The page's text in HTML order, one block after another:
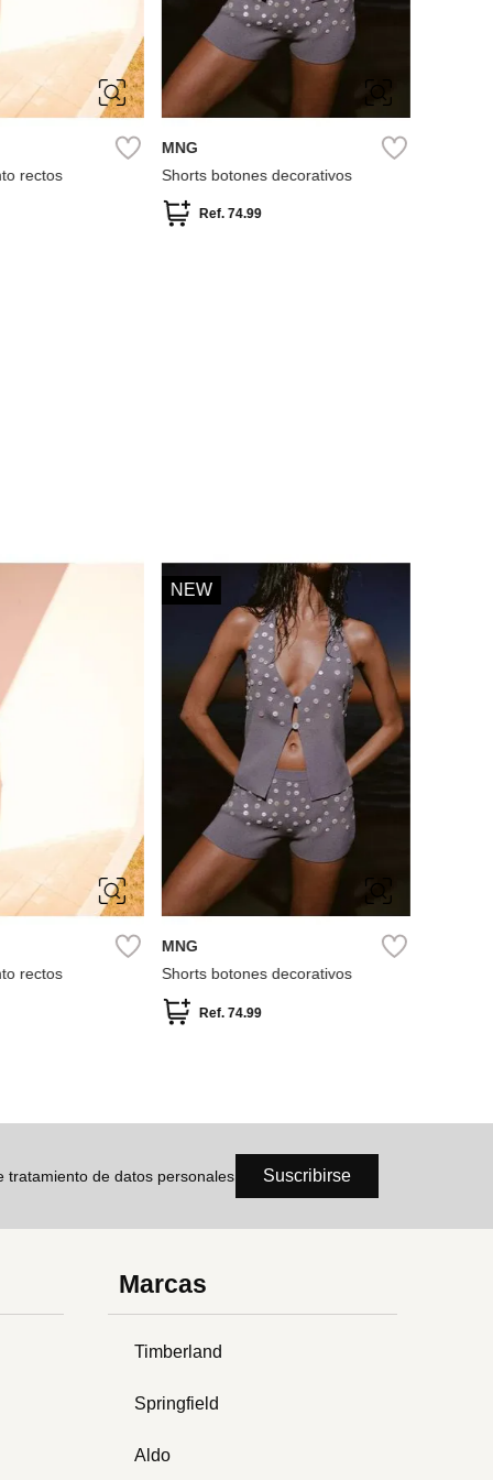
rectos
M
MNG
Shorts botones decorativos
Ref. 74.99
rectos
NEW
M
S
MNG
Shorts botones decorativos
Ref. 74.99
tratamiento de datos personales Suscribirse
Marcas
Timberland
Springfield
Aldo